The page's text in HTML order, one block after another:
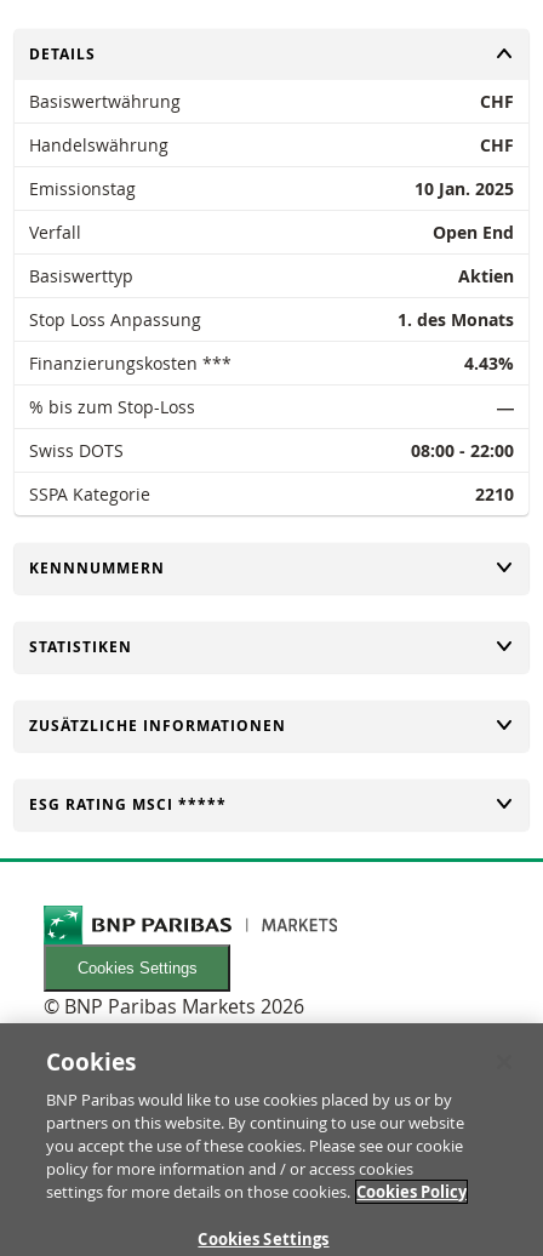
UMSCHALTEN
DETAILS
Basiswertwährung
CHF
Handelswährung
CHF
Emissionstag
10 Jan. 2025
Verfall
Open End
Basiswerttyp
Aktien
Stop Loss Anpassung
1. des Monats
Finanzierungskosten ***
4.43%
% bis zum Stop-Loss
―
Swiss DOTS
08:00 - 22:00
SSPA Kategorie
2210
UMSCHALTEN
KENNNUMMERN
UMSCHALTEN
STATISTIKEN
UMSCHALTEN
ZUSÄTZLICHE INFORMATIONEN
UMSCHALTEN
ESG RATING MSCI *****
Cookies Settings
© BNP Paribas Markets 2026
Newsletters
Glossar
RECHTLICHES
Nutzungsbedingungen/Rechtliche Hinweise
Prospekt & Anleger-Informationen
Cookies
BNP Paribas would like to use cookies placed by us or by
partners on this website. By continuing to use our website
you accept the use of these cookies. Please see our cookie
policy for more information and / or access cookies
settings for more details on those cookies. Cookies Policy
Cookies Settings